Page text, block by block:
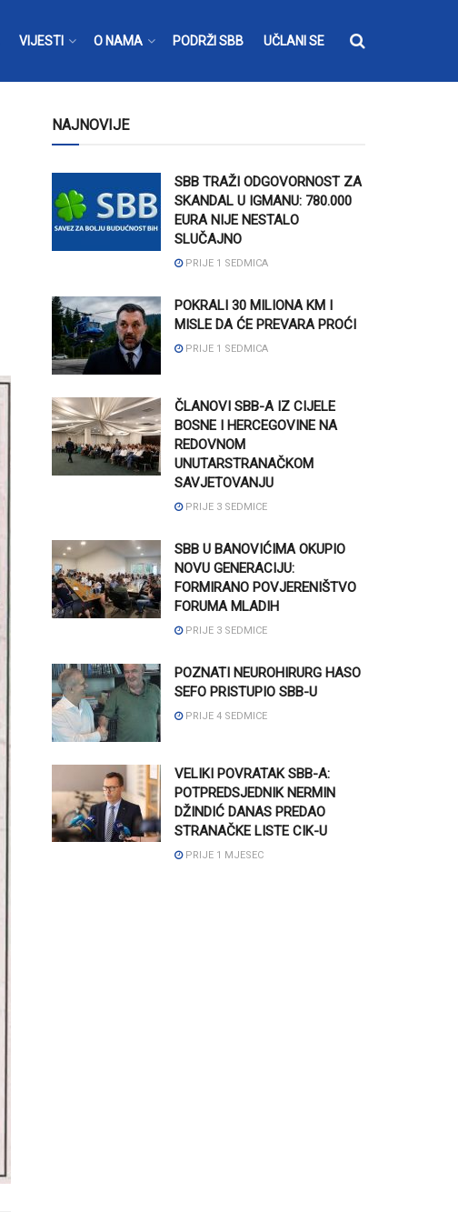
VIJESTI O NAMA PODRŽI SBB UČLANI SE
NAJNOVIJE
SBB TRAŽI ODGOVORNOST ZA
SKANDAL U IGMANU: 780.000
EURA NIJE NESTALO
SLUČAJNO
PRIJE 1 SEDMICA
POKRALI 30 MILIONA KM I
MISLE DA ĆE PREVARA PROĆI
PRIJE 1 SEDMICA
ČLANOVI SBB-A IZ CIJELE
BOSNE I HERCEGOVINE NA
REDOVNOM
UNUTARSTRANAČKOM
SAVJETOVANJU
PRIJE 3 SEDMICE
SBB U BANOVIĆIMA OKUPIO
NOVU GENERACIJU:
FORMIRANO POVJERENIŠTVO
FORUMA MLADIH
PRIJE 3 SEDMICE
POZNATI NEUROHIRURG HASO
SEFO PRISTUPIO SBB-U
PRIJE 4 SEDMICE
VELIKI POVRATAK SBB-A:
POTPREDSJEDNIK NERMIN
DŽINDIĆ DANAS PREDAO
STRANAČKE LISTE CIK-U
PRIJE 1 MJESEC